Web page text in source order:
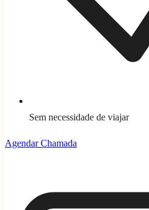
Sem necessidade de viajar
Agendar Chamada